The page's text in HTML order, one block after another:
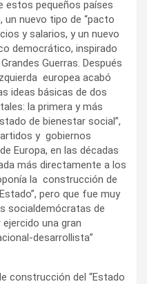
estos pequeños países
un nuevo tipo de “pacto
y salarios, y un nuevo
democrático, inspirado
Guerras. Después
europea acabó
ideas básicas de dos
la primera y más
de bienestar social”,
y gobiernos
Europa, en las décadas
más directamente a los
la construcción de
pero que fue muy
socialdemócratas de
una gran
desarrollista”
construcción del “Estado